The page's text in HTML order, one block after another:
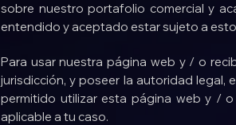
sobre nuestro portafolio comercial y
entendido y aceptado estar sujeto a
Para usar nuestra página web y / o
jurisdicción, y poseer la autoridad legal,
permitido utilizar esta página web y /
aplicable a tu caso.